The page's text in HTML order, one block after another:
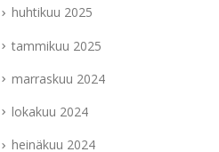
huhtikuu 2025
tammikuu 2025
marraskuu 2024
lokakuu 2024
heinäkuu 2024